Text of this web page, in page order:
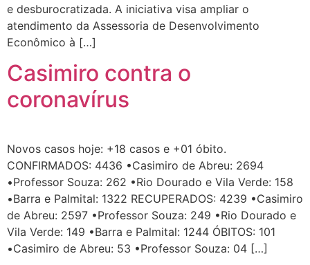
e desburocratizada. A iniciativa visa ampliar o
atendimento da Assessoria de Desenvolvimento
Econômico à […]
Casimiro contra o
coronavírus
Novos casos hoje: +18 casos e +01 óbito.
CONFIRMADOS: 4436 •Casimiro de Abreu: 2694
•Professor Souza: 262 •Rio Dourado e Vila Verde: 158
•Barra e Palmital: 1322 RECUPERADOS: 4239 •Casimiro
de Abreu: 2597 •Professor Souza: 249 •Rio Dourado e
Vila Verde: 149 •Barra e Palmital: 1244 ÓBITOS: 101
•Casimiro de Abreu: 53 •Professor Souza: 04 […]